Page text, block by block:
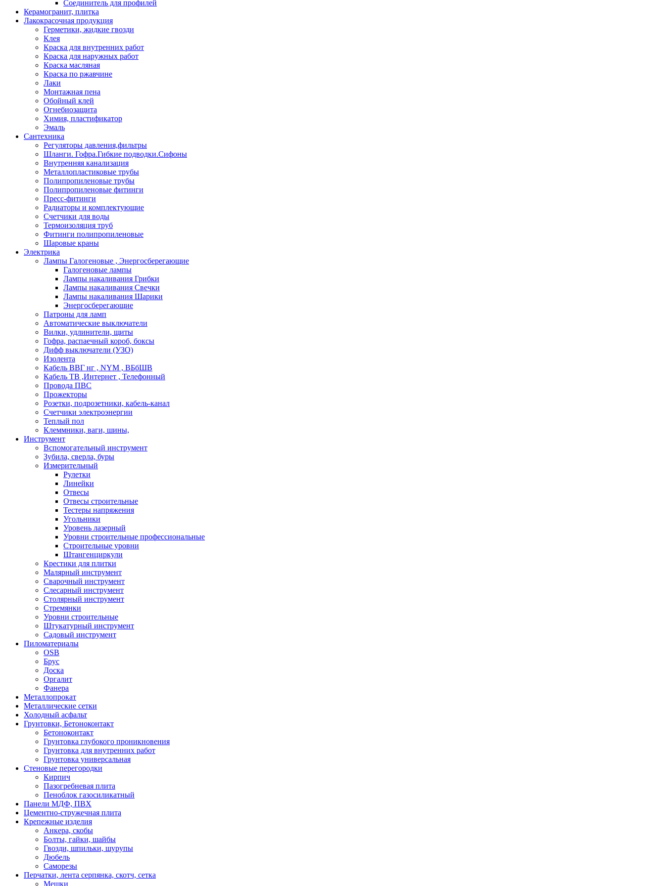
Соединитель для профилей
Керамогранит, плитка
Лакокрасочная продукция
Герметики, жидкие гвозди
Клея
Краска для внутренних работ
Краска для наружных работ
Краска масляная
Краска по ржавчине
Лаки
Монтажная пена
Обойный клей
Огнебиозащита
Химия, пластификатор
Эмаль
Сантехника
Регуляторы давления,фильтры
Шланги. Гофра.Гибкие подводки.Сифоны
Внутренняя канализация
Металлопластиковые трубы
Полипропиленовые трубы
Полипропиленовые фитинги
Пресс-фитинги
Радиаторы и комплектующие
Счетчики для воды
Термоизоляция труб
Фитинги полипропиленовые
Шаровые краны
Электрика
Лампы Галогеновые , Энергосберегающие
Галогеновые лампы
Лампы накаливания Грибки
Лампы накаливания Свечки
Лампы накаливания Шарики
Энергосберегающие
Патроны для ламп
Автоматические выключатели
Вилки, удлинители, щиты
Гофра, распаечный короб, боксы
Дифф выключатели (УЗО)
Изолента
Кабель ВВГ нг , NYM , ВБбШВ
Кабель ТВ ,Интернет , Телефонный
Провода ПВС
Прожекторы
Розетки, подрозетники, кабель-канал
Счетчики электроэнергии
Теплый пол
Клеммники, ваги, шины,
Инструмент
Вспомогательный инструмент
Зубила, сверла, буры
Измерительный
Рулетки
Линейки
Отвесы
Отвесы строительные
Тестеры напряжения
Угольники
Уровень лазерный
Уровни строительные профессиональные
Строительные уровни
Штангенциркули
Крестики для плитки
Малярный инструмент
Сварочный инструмент
Слесарный инструмент
Столярный инструмент
Стремянки
Уровни строительные
Штукатурный инструмент
Садовый инструмент
Пиломатериалы
OSB
Брус
Доска
Оргалит
Фанера
Металлопрокат
Металлические сетки
Холодный асфальт
Грунтовки, Бетоноконтакт
Бетоноконтакт
Грунтовка глубокого проникновения
Грунтовка для внутренних работ
Грунтовка универсальная
Стеновые перегородки
Кирпич
Пазогребневая плита
Пеноблок газосиликатный
Панели МДФ, ПВХ
Цементно-стружечная плита
Крепежные изделия
Анкера, скобы
Болты, гайки, шайбы
Гвозди, шпильки, шурупы
Дюбель
Саморезы
Перчатки, лента серпянка, скотч, сетка
Мешки